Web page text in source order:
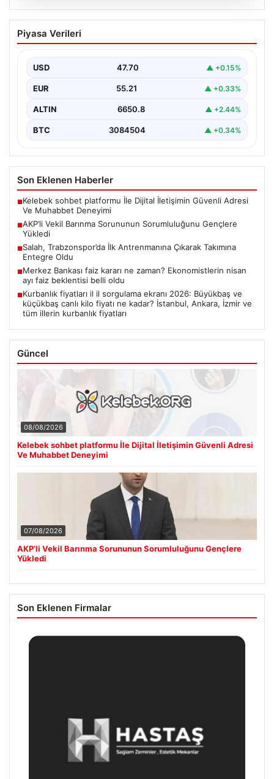
07.08.2026
AKP’li Vekil Barınma Sorununun
Sorumluluğunu Gençlere Yükledi
Kurulu'nda yapılan tartışmalarla bir kez daha gündeme…
Piyasa Verileri
USD 47.70 ▲ +0.15%
EUR 55.21 ▲ +0.33%
ALTIN 6650.8 ▲ +2.44%
BTC 3084504 ▲ +0.34%
Son Eklenen Haberler
■Kelebek sohbet platformu İle Dijital İletişimin Güvenli Adresi
Ve Muhabbet Deneyimi
■AKP’li Vekil Barınma Sorununun Sorumluluğunu Gençlere
Yükledi
■Salah, Trabzonspor’da İlk Antrenmanına Çıkarak Takımına
Entegre Oldu
■Merkez Bankası faiz kararı ne zaman? Ekonomistlerin nisan
ayı faiz beklentisi belli oldu
■Kurbanlık fiyatları il il sorgulama ekranı 2026: Büyükbaş ve
küçükbaş canlı kilo fiyatı ne kadar? İstanbul, Ankara, İzmir ve
tüm illerin kurbanlık fiyatları
Güncel
08/08/2026
Kelebek sohbet platformu İle Dijital İletişimin Güvenli Adresi
Ve Muhabbet Deneyimi
07/08/2026
AKP’li Vekil Barınma Sorununun Sorumluluğunu Gençlere
Yükledi
Son Eklenen Firmalar